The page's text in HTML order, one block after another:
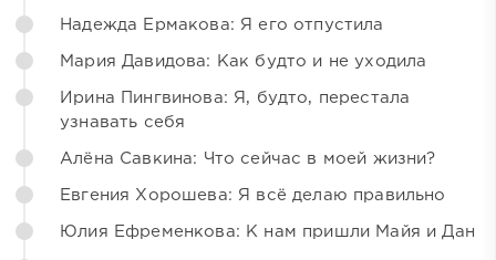
Надежда Ермакова: Я его отпустила
Мария Давидова: Как будто и не уходила
Ирина Пингвинова: Я, будто, перестала
узнавать себя
Алёна Савкина: Что сейчас в моей жизни?
Евгения Хорошева: Я всё делаю правильно
Юлия Ефременкова: К нам пришли Майя и Дан